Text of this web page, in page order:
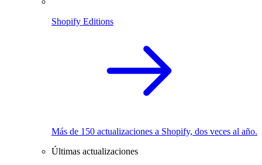
Shopify Editions
Más de 150 actualizaciones a Shopify, dos veces al año.
Últimas actualizaciones